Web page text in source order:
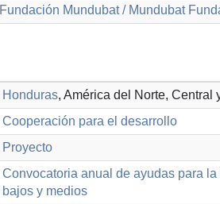
Fundación Mundubat / Mundubat
Honduras, América del Norte, Central
Cooperación para el desarrollo
Proyecto
Convocatoria anual de ayudas para
bajos y medios